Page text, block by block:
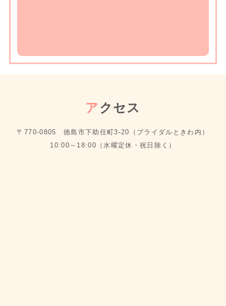
ア クセス
〒770-0805 徳島市下助任町3-20（ブライダルときわ内）
10:00～18:00（水曜定休・祝日除く）